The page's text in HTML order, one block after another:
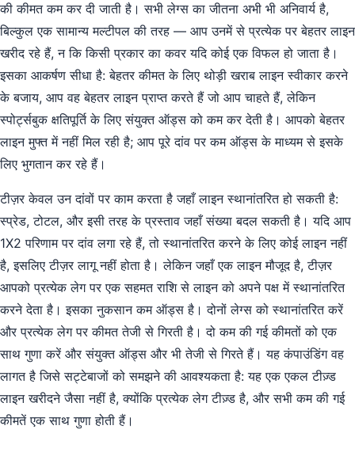
की कीमत कम कर दी जाती है। सभी लेग्स का जीतना अभी भी अनिवार्य है,
बिल्कुल एक सामान्य मल्टीपल की तरह — आप उनमें से प्रत्येक पर बेहतर लाइन
खरीद रहे हैं, न कि किसी प्रकार का कवर यदि कोई एक विफल हो जाता है।
इसका आकर्षण सीधा है: बेहतर कीमत के लिए थोड़ी खराब लाइन स्वीकार करने
के बजाय, आप वह बेहतर लाइन प्राप्त करते हैं जो आप चाहते हैं, लेकिन
स्पोर्ट्सबुक क्षतिपूर्ति के लिए संयुक्त ऑड्स को कम कर देती है। आपको बेहतर
लाइन मुफ्त में नहीं मिल रही है; आप पूरे दांव पर कम ऑड्स के माध्यम से इसके
लिए भुगतान कर रहे हैं।
टीज़र केवल उन दांवों पर काम करता है जहाँ लाइन स्थानांतरित हो सकती है:
स्प्रेड, टोटल, और इसी तरह के प्रस्ताव जहाँ संख्या बदल सकती है। यदि आप
1X2 परिणाम पर दांव लगा रहे हैं, तो स्थानांतरित करने के लिए कोई लाइन नहीं
है, इसलिए टीज़र लागू नहीं होता है। लेकिन जहाँ एक लाइन मौजूद है, टीज़र
आपको प्रत्येक लेग पर एक सहमत राशि से लाइन को अपने पक्ष में स्थानांतरित
करने देता है। इसका नुकसान कम ऑड्स है। दोनों लेग्स को स्थानांतरित करें
और प्रत्येक लेग पर कीमत तेजी से गिरती है। दो कम की गई कीमतों को एक
साथ गुणा करें और संयुक्त ऑड्स और भी तेजी से गिरते हैं। यह कंपाउंडिंग वह
लागत है जिसे सट्टेबाजों को समझने की आवश्यकता है: यह एक एकल टीज़्ड
लाइन खरीदने जैसा नहीं है, क्योंकि प्रत्येक लेग टीज़्ड है, और सभी कम की गई
कीमतें एक साथ गुणा होती हैं।